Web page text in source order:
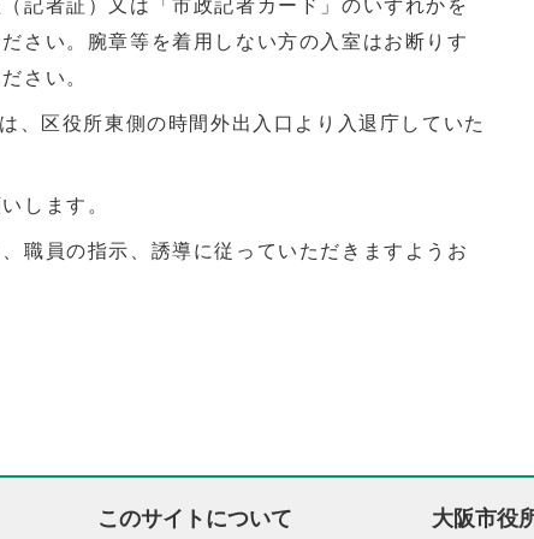
記者証）又は「市政記者カード」のいずれかを
さい。腕章等を着用しない方の入室はお断りす
さい。
、区役所東側の時間外出入口より入退庁していた
します。
職員の指示、誘導に従っていただきますようお
このサイトについて 大阪市役